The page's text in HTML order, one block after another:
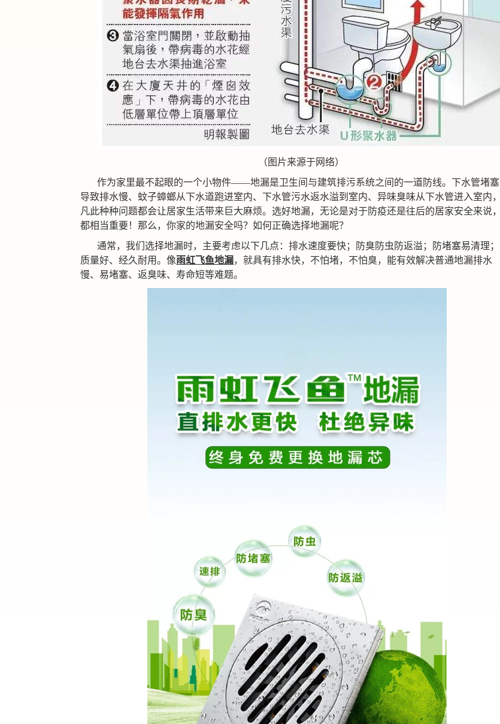
（图片来源于网络）
作为家里最不起眼的一个小物件——地漏是卫生间与建筑排污系统之间的一道防线。下水管堵塞
导致排水慢、蚊子蟑螂从下水道跑进室内、下水管污水返水溢到室内、异味臭味从下水管进入室内，
凡此种种问题都会让居家生活带来巨大麻烦。选好地漏，无论是对于防疫还是往后的居家安全来说，
都相当重要！那么，你家的地漏安全吗？如何正确选择地漏呢？
通常，我们选择地漏时，主要考虑以下几点：排水速度要快；防臭防虫防返溢；防堵塞易清理；
质量好、经久耐用。像雨虹飞鱼地漏，就具有排水快，不怕堵，不怕臭，能有效解决普通地漏排水
慢、易堵塞、返臭味、寿命短等难题。